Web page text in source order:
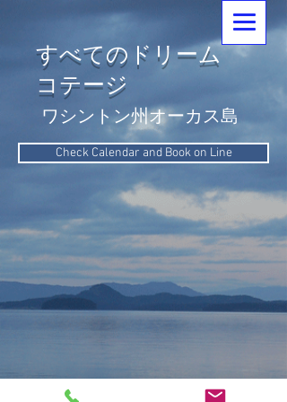
すべてのドリーム
コテージ
ワシントン州オーカス島
Check Calendar and Book on Line